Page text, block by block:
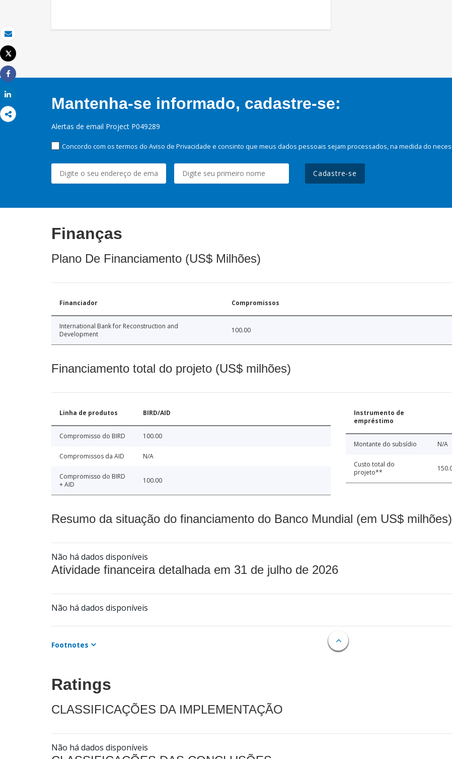
Email
Imprimir
Tweet
Share
Mantenha-se informado, cadastre-se:
Alertas de email Project P049289
Concordo com os termos do Aviso de Privacidade e consinto que meus dados pessoais sejam processados, na medida do
Cadastre-se
Finanças
Plano De Financiamento (US$ Milhões)
Financiador Compromissos
International Bank for Reconstruction and
Development
100.00
Financiamento total do projeto (US$ milhões)
Linha de produtos BIRD/AID
Compromisso do BIRD 100.00
Compromissos da AID N/A
Compromisso do BIRD
+ AID
100.00
Instrumento de
empréstimo
Montante do subsídio N/A
Custo total do
projeto**
Resumo da situação do financiamento do Banco Mundial (em US$
Não há dados disponíveis
Atividade financeira detalhada em 31 de julho de 2026
Não há dados disponíveis
Footnotes
Ratings
CLASSIFICAÇÕES DA IMPLEMENTAÇÃO
Não há dados disponíveis